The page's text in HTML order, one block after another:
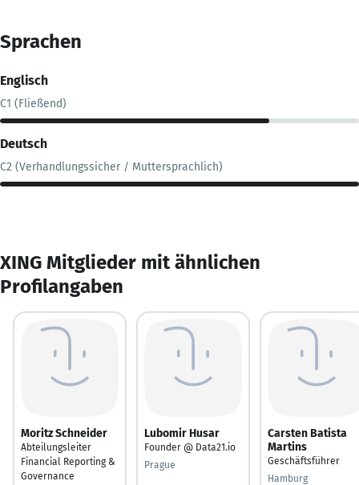
Sprachen
Englisch
C1 (Fließend)
Deutsch
C2 (Verhandlungssicher / Muttersprachlich)
XING Mitglieder mit ähnlichen
Profilangaben
Moritz Schneider
Abteilungsleiter
Financial Reporting &
Governance
Lubomir Husar
Founder @ Data21.io
Prague
Carsten Batista
Martins
Geschäftsführer
Hamburg